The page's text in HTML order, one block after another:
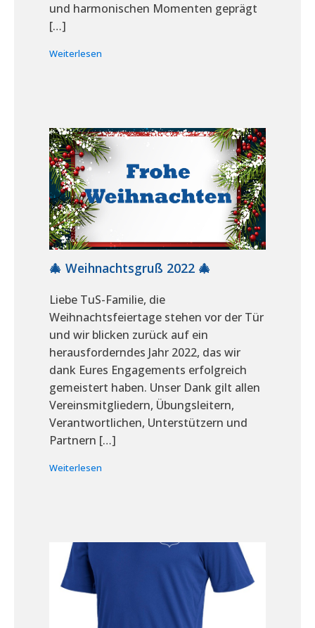
und harmonischen Momenten geprägt
[…]
Weiterlesen
🎄 Weihnachtsgruß 2022 🎄
Liebe TuS-Familie, die
Weihnachtsfeiertage stehen vor der Tür
und wir blicken zurück auf ein
herausforderndes Jahr 2022, das wir
dank Eures Engagements erfolgreich
gemeistert haben. Unser Dank gilt allen
Vereinsmitgliedern, Übungsleitern,
Verantwortlichen, Unterstützern und
Partnern […]
Weiterlesen